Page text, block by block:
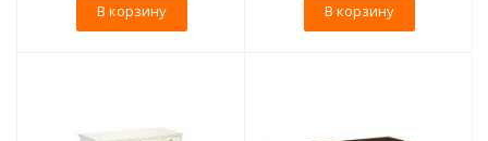
В корзину В корзину